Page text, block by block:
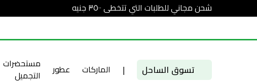
شحن مجاني للطلبات التي تتخطى ٣٥٠٠ جنيه
تسوق الساحل | الماركات عطور
مستحضرات
التجميل